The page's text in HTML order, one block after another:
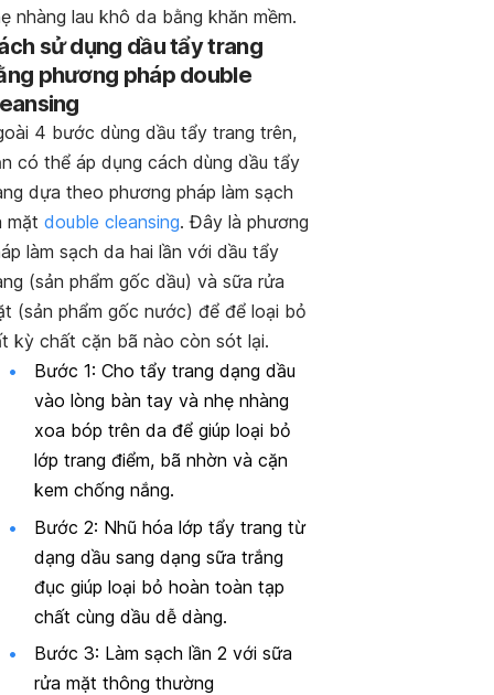
nhàng lau khô da bằng khăn mềm.
sử dụng dầu tẩy trang
phương pháp double
4 bước dùng dầu tẩy trang trên,
có thể áp dụng cách dùng dầu tẩy
dựa theo phương pháp làm sạch
mặt double cleansing. Đây là phương
làm sạch da hai lần với dầu tẩy
(sản phẩm gốc dầu) và sữa rửa
(sản phẩm gốc nước) để để loại bỏ
kỳ chất cặn bã nào còn sót lại.
Bước 1: Cho tẩy trang dạng dầu
vào lòng bàn tay và nhẹ nhàng
xoa bóp trên da để giúp loại bỏ
lớp trang điểm, bã nhờn và cặn
kem chống nắng.
Bước 2: Nhũ hóa lớp tẩy trang từ
dạng dầu sang dạng sữa trắng
đục giúp loại bỏ hoàn toàn tạp
chất cùng dầu dễ dàng.
Bước 3: Làm sạch lần 2 với sữa
rửa mặt thông thường